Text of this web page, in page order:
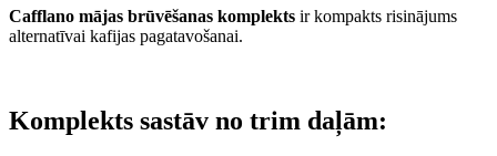
Cafflano mājas brūvēšanas komplekts ir kompakts risinājums
alternatīvai kafijas pagatavošanai.
Komplekts sastāv no trim daļām: